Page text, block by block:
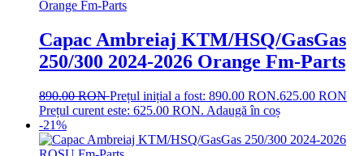
Capac Ambreiaj KTM/HSQ/GasGas
250/300 2024-2026 Orange Fm-Parts
890.00RONPrețul inițial a fost: 890.00 RON.625.00 RON
Prețul curent este: 625.00 RON. Adaugă în coș
-21%